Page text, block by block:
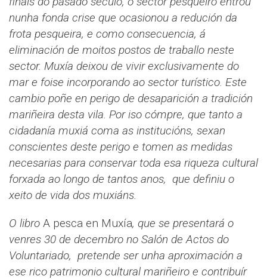
nunha fonda crise que ocasionou a redución da
frota pesqueira, e como consecuencia, á
eliminación de moitos postos de traballo neste
sector. Muxía deixou de vivir exclusivamente do
mar e foise incorporando ao sector turístico. Este
cambio poñe en perigo de desaparición a tradición
mariñeira desta vila. Por iso cómpre, que tanto a
cidadanía muxiá coma as institucións, sexan
conscientes deste perigo e tomen as medidas
necesarias para conservar toda esa riqueza cultural
forxada ao longo de tantos anos, que definiu o
xeito de vida dos muxiáns.
O libro A pesca en Muxía, que se presentará o
venres 30 de decembro no Salón de Actos do
Voluntariado, pretende ser unha aproximación a
ese rico patrimonio cultural mariñeiro e contribuír